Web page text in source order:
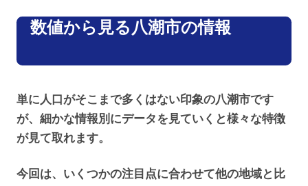
数値から見る八潮市の情報
単に人口がそこまで多くはない印象の八潮市です
が、細かな情報別にデータを見ていくと様々な特徴
が見て取れます。
今回は、いくつかの注目点に合わせて他の地域と比